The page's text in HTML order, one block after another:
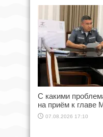
С какими
на приём к главе
07.08.2026 17:10